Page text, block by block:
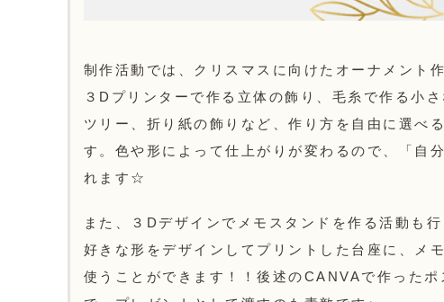
制作活動では、クリスマスに向けたオーナメント
３Dプリンターで作る立体の飾り、毛糸で作る小
ツリー、折り紙の飾りなど、作り方を自由に選べ
す。色や形によって仕上がりが変わるので、「自
れます☆
また、３Dデザインでメモスタンドを作る活動も行
好きな形をデザインしてプリントした台座に、メ
使うことができます！！後述のCANVAで作ったポ